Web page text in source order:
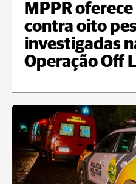
MPPR
contra oito
investigadas
Operação Off